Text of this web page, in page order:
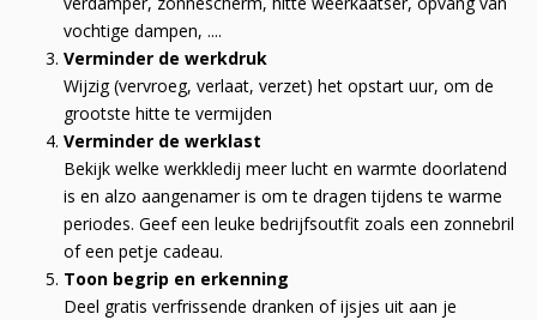
vochtige dampen, ....
Verminder de werkdruk
Wijzig (vervroeg, verlaat, verzet) het opstart uur, om de
grootste hitte te vermijden
Verminder de werklast
Bekijk welke werkkledij meer lucht en warmte doorlatend
is en alzo aangenamer is om te dragen tijdens te warme
periodes. Geef een leuke bedrijfsoutfit zoals een zonnebril
of een petje cadeau.
Toon begrip en erkenning
Deel gratis verfrissende dranken of ijsjes uit aan je